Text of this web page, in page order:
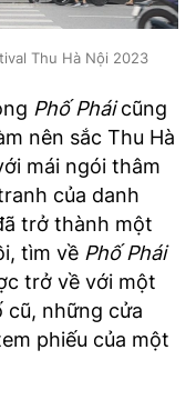
Thu Hà Nội 2023
Phố Pháicũng
nên sắc Thu Hà
mái ngói thâm
của danh
trở thành một
tìm về Phố Phái
trở về với một
cũ, những cửa
phiếu của một